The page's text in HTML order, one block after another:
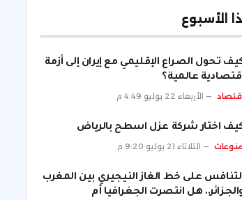
الأسبوع
تحول الصراع الإقليمي مع إيران إلى أزمة
عالمية؟
الأربعاء 22 يوليو 4:49 م
اختار شركة عزل اسطح بالرياض
الثلاثاء 21 يوليو 9:20 م
على خط الغاز النيجيري بين المغرب
هل انتصرت الجغرافيا أم